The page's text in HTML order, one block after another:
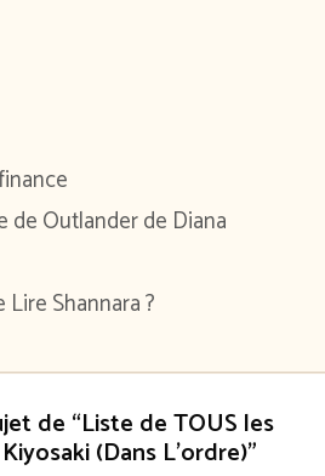
de Outlander de Diana
Shannara ?
de “Liste de TOUS les
(Dans L’ordre)”